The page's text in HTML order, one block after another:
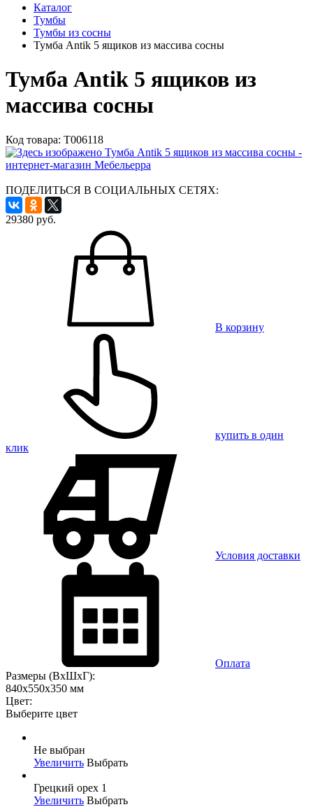
Каталог
Тумбы
Тумбы из сосны
Тумба Antik 5 ящиков из массива сосны
Тумба Antik 5 ящиков из
массива сосны
Код товара: Т006118
ПОДЕЛИТЬСЯ В СОЦИАЛЬНЫХ СЕТЯХ:
29380 руб.
В корзину
купить в один
клик
Условия доставки
Оплата
Размеры (ВхШхГ):
840x550x350 мм
Цвет:
Выберите цвет
Не выбран
Увеличить Выбрать
Грецкий орех 1
Увеличить Выбрать